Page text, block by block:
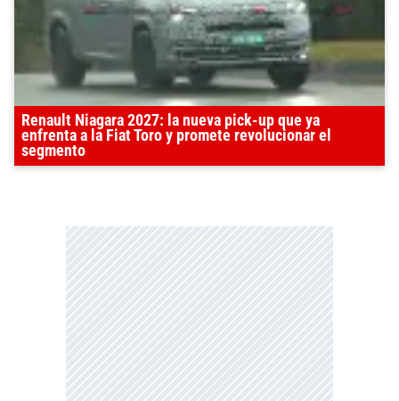
Renault Niagara 2027: la nueva pick-up que ya
enfrenta a la Fiat Toro y promete revolucionar el
segmento